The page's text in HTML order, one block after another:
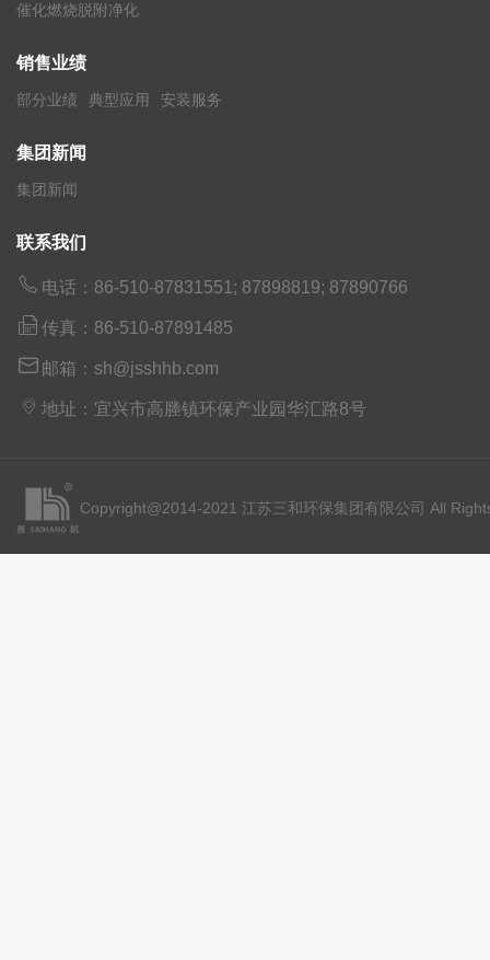
催化燃烧脱附净化
销售业绩
部分业绩 典型应用 安装服务
集团新闻
集团新闻
联系我们
 电话：86-510-87831551; 87898819; 87890766
 传真：86-510-87891485
 邮箱：sh@jsshhb.com
 地址：宜兴市高塍镇环保产业园华汇路8号
Copyright@2014-2021 江苏三和环保集团有限公司 All